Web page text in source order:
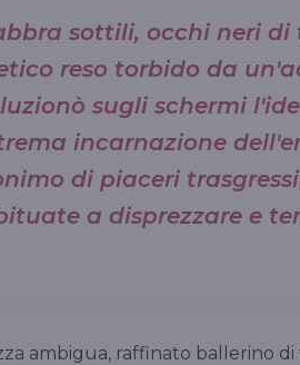
sottili, occhi neri di
reso torbido da
sugli schermi
incarnazione
di piaceri
a disprezzare e
ambigua, raffinato ballerino di